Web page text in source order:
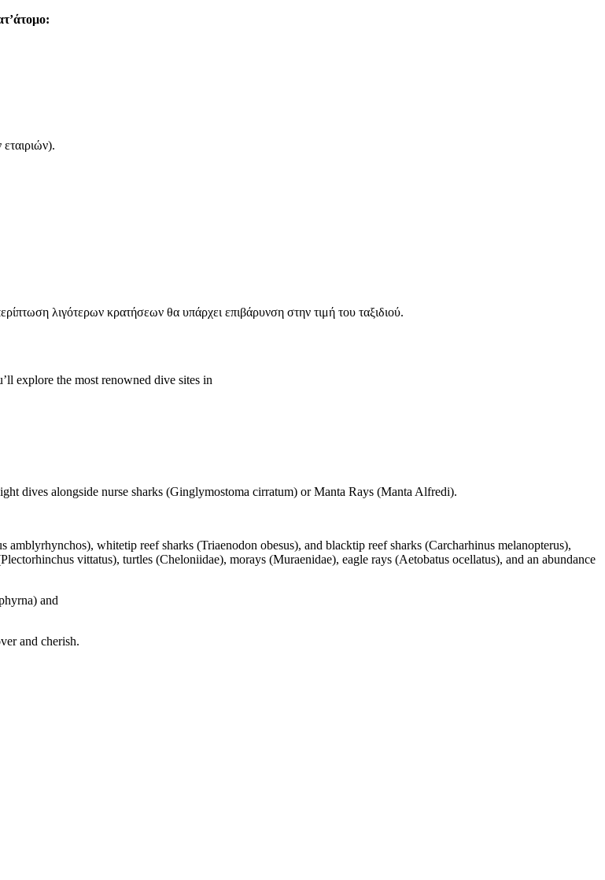
λιγότερων κρατήσεων θα υπάρχει επιβάρυνση στην τιμή του ταξιδιού.
explore the most renowned dive sites in
dives alongside nurse sharks (Ginglymostoma cirratum) or Manta Rays (Manta Alfredi).
whitetip reef sharks (Triaenodon obesus), and blacktip reef sharks (Carcharhinus melanopterus),
vittatus), turtles (Cheloniidae), morays (Muraenidae), eagle rays (Aetobatus ocellatus), and an abundance
and
and cherish.